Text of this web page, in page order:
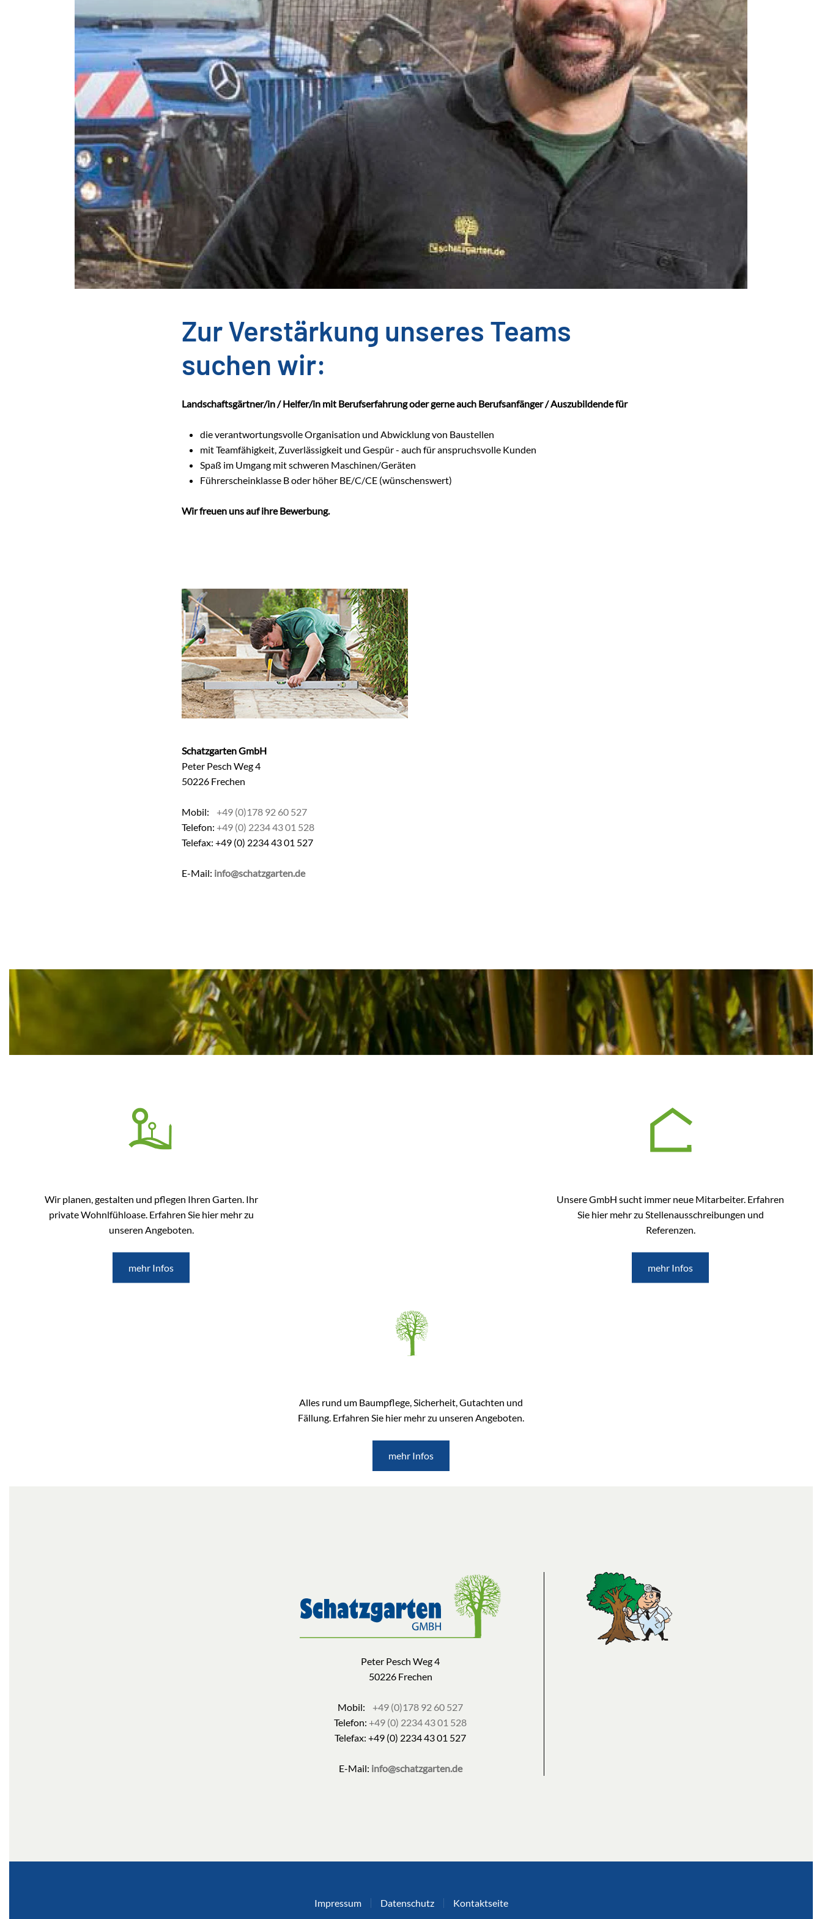
Zur Verstärkung unseres Teams
suchen wir:
Landschaftsgärtner/in / Helfer/in mit Berufserfahrung oder gerne auch Berufsanfänger / Auszubildende für
die verantwortungsvolle Organisation und Abwicklung von Baustellen
mit Teamfähigkeit, Zuverlässigkeit und Gespür - auch für anspruchsvolle Kunden
Spaß im Umgang mit schweren Maschinen/Geräten
Führerscheinklasse B oder höher BE/C/CE (wünschenswert)
Wir freuen uns auf ihre Bewerbung.
Schatzgarten GmbH
Peter Pesch Weg 4
50226 Frechen
Mobil: +49 (0)178 92 60 527
Telefon: +49 (0) 2234 43 01 528
Telefax: +49 (0) 2234 43 01 527
E-Mail: info@schatzgarten.de
Wir planen, gestalten und pflegen Ihren Garten. Ihr
private Wohnlfühloase. Erfahren Sie hier mehr zu
unseren Angeboten.
mehr Infos
Alles rund um Baumpflege, Sicherheit, Gutachten und
Fällung. Erfahren Sie hier mehr zu unseren Angeboten.
mehr Infos
Unsere GmbH sucht immer neue Mitarbeiter. Erfahren
Sie hier mehr zu Stellenausschreibungen und
Referenzen.
mehr Infos
Peter Pesch Weg 4
50226 Frechen
Mobil:+49 (0)178 92 60 527
Telefon:+49 (0) 2234 43 01 528
Telefax: +49 (0) 2234 43 01 527
E-Mail: info@schatzgarten.de
Impressum Datenschutz Kontaktseite